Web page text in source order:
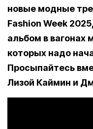
новые модные
Fashion Week
альбом в вагонах
которых надо
Просыпайтесь
Лизой Каймин и